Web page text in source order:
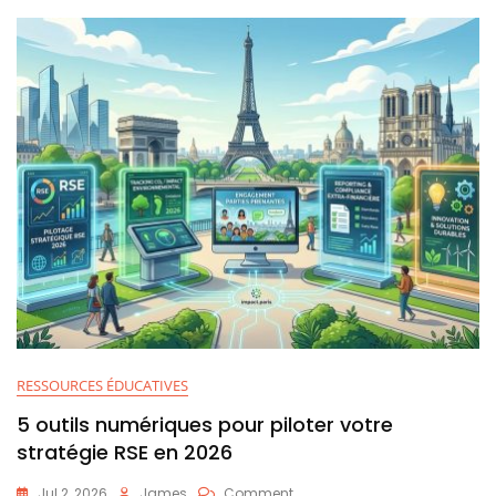
RESSOURCES ÉDUCATIVES
5 outils numériques pour piloter votre
stratégie RSE en 2026
On